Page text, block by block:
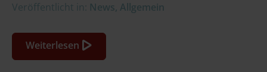
Veröffentlicht in: News, Allgemein
Weiterlesen